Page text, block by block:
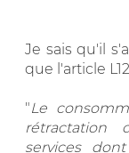
Je sais qu'il
que l'article
"Le
rétractation
services